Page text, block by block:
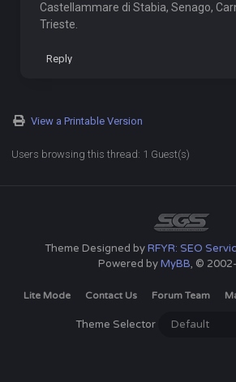
Castellammare di Stabia, Senago,
Trieste.
Reply
View a Printable Version
Users browsing this thread: 1 Guest(s)
Theme Designed byRFYR: SEO
Powered byMyBB, ©
Lite Mode Contact Us Forum Team
Theme Selector